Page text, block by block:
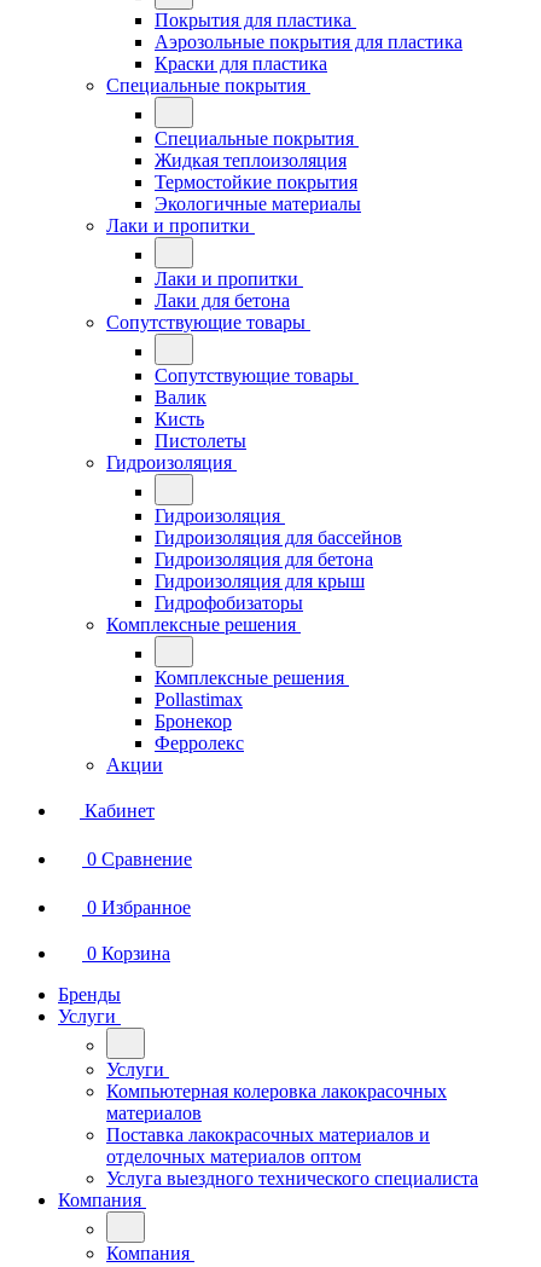
Покрытия для пластика
Аэрозольные покрытия для пластика
Краски для пластика
Специальные покрытия
Специальные покрытия
Жидкая теплоизоляция
Термостойкие покрытия
Экологичные материалы
Лаки и пропитки
Лаки и пропитки
Лаки для бетона
Сопутствующие товары
Сопутствующие товары
Валик
Кисть
Пистолеты
Гидроизоляция
Гидроизоляция
Гидроизоляция для бассейнов
Гидроизоляция для бетона
Гидроизоляция для крыш
Гидрофобизаторы
Комплексные решения
Комплексные решения
Pollastimax
Бронекор
Ферролекс
Акции
Кабинет
0 Сравнение
0 Избранное
0 Корзина
Бренды
Услуги
Услуги
Компьютерная колеровка лакокрасочных
материалов
Поставка лакокрасочных материалов и
отделочных материалов оптом
Услуга выездного технического специалиста
Компания
Компания